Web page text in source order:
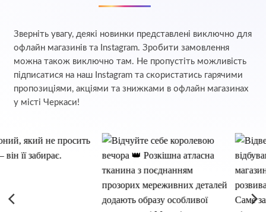
Зверніть увагу, деякі новинки представлені виключно для
офлайн магазинів та Instagram. Зробити замовлення
можна також виключно там. Не пропустіть можливість
підписатися на наш Instagram та скористатись гарячими
пропозиціями, акціями та знижками в офлайн магазинах
у місті Черкаси!